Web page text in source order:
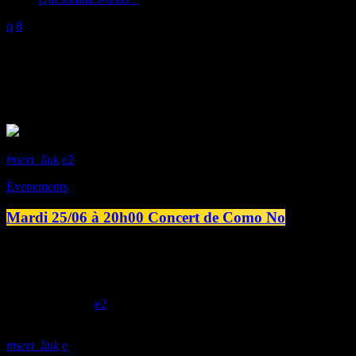
insert_link
2
Evenements
Mardi 25/06 à 20h00 Concert de Como No
2
insert_link